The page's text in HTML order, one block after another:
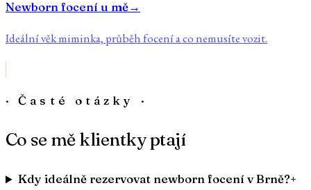
Newborn focení u mě→
Ideální věk miminka, průběh focení a co nemusíte vozit.
· Časté otázky ·
Co se mě klientky ptají
Kdy ideálně rezervovat newborn focení v Brně?+